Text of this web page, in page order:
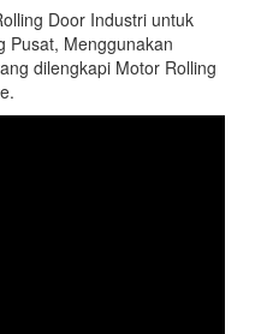
Door Industri untuk
Pusat, Menggunakan
dilengkapi Motor Rolling